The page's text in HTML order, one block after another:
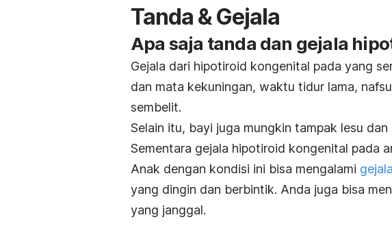
Tanda & Gejala
Apa saja tanda dan gejala
Gejala dari hipotiroid kongenital pada yang
dan mata kekuningan, waktu tidur lama,
sembelit.
Selain itu, bayi juga mungkin tampak lesu dan
Sementara gejala hipotiroid kongenital pada
Anak dengan kondisi ini bisa mengalami
yang dingin dan berbintik. Anda juga bisa
yang janggal.